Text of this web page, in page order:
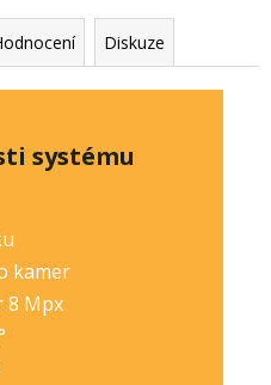
Diskuze
systému
kamer
8 Mpx